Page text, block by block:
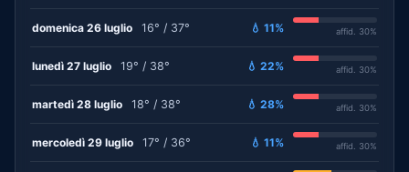
domenica 26 luglio 16° / 37° 💧 11% affid. 30%
lunedì 27 luglio 19° / 38° 💧 22% affid. 30%
martedì 28 luglio 18° / 38° 💧 28% affid. 30%
mercoledì 29 luglio 17° / 36° 💧 11% affid. 30%